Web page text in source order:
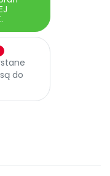
do